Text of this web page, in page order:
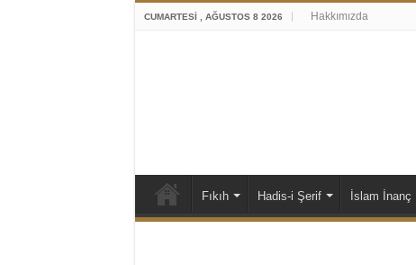
CUMARTESI , AĞUSTOS 8 2026 Hakkımızda
Fıkıh Hadis-i Şerif İslam İnanç